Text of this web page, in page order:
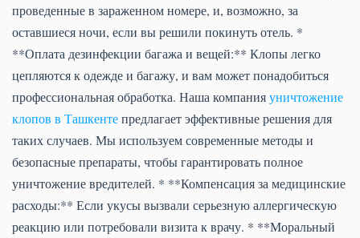
проведенные в зараженном номере, и, возможно, за
оставшиеся ночи, если вы решили покинуть отель. *
**Оплата дезинфекции багажа и вещей:** Клопы легко
цепляются к одежде и багажу, и вам может понадобиться
профессиональная обработка. Наша компанияуничтожение
клопов в Ташкентепредлагает эффективные решения для
таких случаев. Мы используем современные методы и
безопасные препараты, чтобы гарантировать полное
уничтожение вредителей. * **Компенсация за медицинские
расходы:** Если укусы вызвали серьезную аллергическую
реакцию или потребовали визита к врачу. * **Моральный